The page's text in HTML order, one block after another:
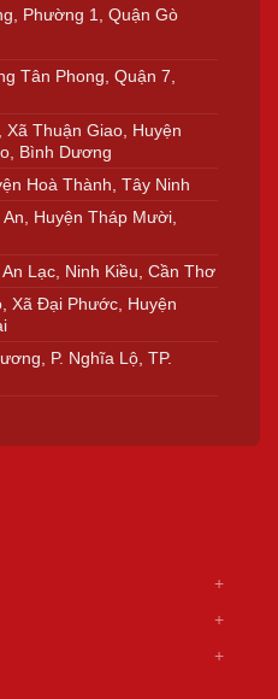
Phường 1, Quận Gò
Tân Phong, Quận 7,
Thuận Giao, Huyện
Bình Dương
Hoà Thành, Tây Ninh
Huyện Tháp Mười,
Lạc, Ninh Kiều, Cần Thơ
Xã Đại Phước, Huyện
P. Nghĩa Lộ, TP.